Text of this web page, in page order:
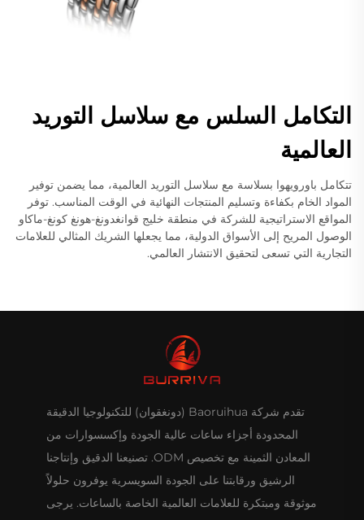
التكامل السلس مع سلاسل التوريد
العالمية
تتكامل باورويهوا بسلاسة مع سلاسل التوريد العالمية، مما يضمن توفير
المواد الخام بكفاءة وتسليم المنتجات النهائية في الوقت المناسب. توفر
المواقع الاستراتيجية للشركة في منطقة خليج قوانغدونغ-هونغ كونغ-ماكاو
الوصول المريح إلى الأسواق الدولية، مما يجعلها الشريك المثالي للعلامات
التجارية التي تسعى لتحقيق الانتشار العالمي.
تقدم شركة Baoruihua (دونغقوان) للتكنولوجيا الدقيقة
المحدودة أجزاء ساعات عالية الجودة وإكسسوارات من
المعادن الثمينة مع تخصيص ODM. تصنيعنا الدقيق وإنتاجنا
الرشيق ورقابتنا على الجودة السويسرية يوفرون حلولاً
موثوقة ومبتكرة للعلامات العالمية الخاصة بالساعات. يرجى